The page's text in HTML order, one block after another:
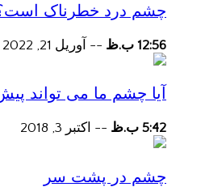
چشم درد خطرناک
12:56 ب.ظ -- آوریل 21, 2022
آیا چشم ما می تواند
5:42 ب.ظ -- اکتبر 3, 2018
چشم در پشت سر